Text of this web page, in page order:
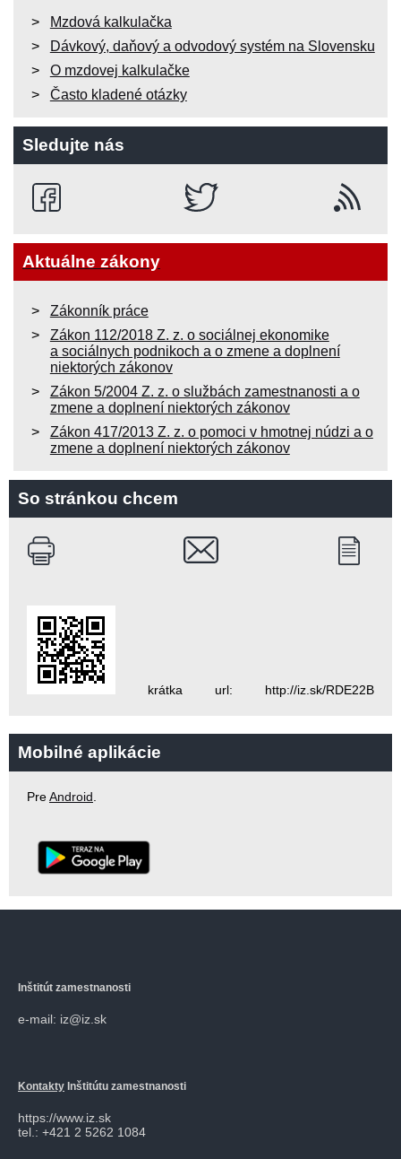
Mzdová kalkulačka
Dávkový, daňový a odvodový systém na Slovensku
O mzdovej kalkulačke
Často kladené otázky
Sledujte nás
Aktuálne zákony
Zákonník práce
Zákon 112/2018 Z. z. o sociálnej ekonomike
a sociálnych podnikoch a o zmene a doplnení
niektorých zákonov
Zákon 5/2004 Z. z. o službách zamestnanosti a o
zmene a doplnení niektorých zákonov
Zákon 417/2013 Z. z. o pomoci v hmotnej núdzi a o
zmene a doplnení niektorých zákonov
So stránkou chcem
krátka url: http://iz.sk/RDE22B
Mobilné aplikácie
PreAndroid.
Inštitút zamestnanosti
e-mail: iz@iz.sk
Kontakty Inštitútu zamestnanosti
https://www.iz.sk
tel.: +421 2 5262 1084